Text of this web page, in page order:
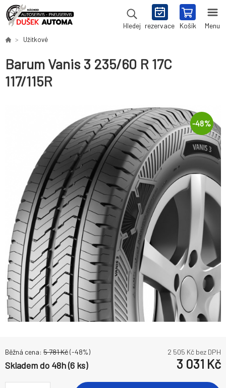
Hledej rezervace Košík Menu
Užitkové
Barum Vanis 3 235/60 R 17C
117/115R
-48%
Běžná cena: 5 781Kč(-48%) 2 505 Kč bez DPH
Skladem do 48h (6 ks) 3 031 Kč